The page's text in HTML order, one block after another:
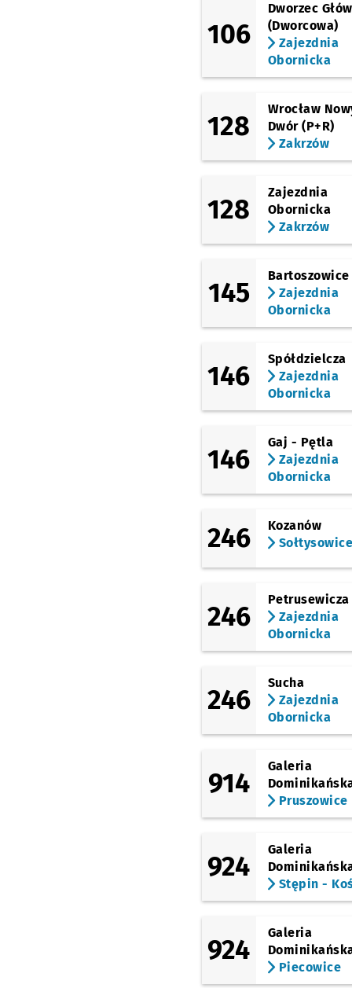
Wyszyńskiego
Damrota
Berenta
Syrokomli
Broniewskiego
Bezpieczna
Zajezdnia Obornicka
106
Dworzec
(Dworcowa)
Zajezdnia
Obornicka
128
Wrocław
Dwór (P+R)
Zakrzów
128
Zajezdnia
Obornicka
Zakrzów
145
Bartoszowice
Zajezdnia
Obornicka
146
Spółdzielcza
Zajezdnia
Obornicka
146
Gaj - Pętla
Zajezdnia
Obornicka
246
Kozanów
Sołtysowice
246
Petrusewicza
Zajezdnia
Obornicka
246
Sucha
Zajezdnia
Obornicka
914
Galeria
Pruszowice
924
Galeria
Stępin -
924
Galeria
Piecowice